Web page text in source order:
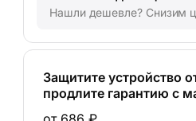
продлите гарантию с
от 686 ₽